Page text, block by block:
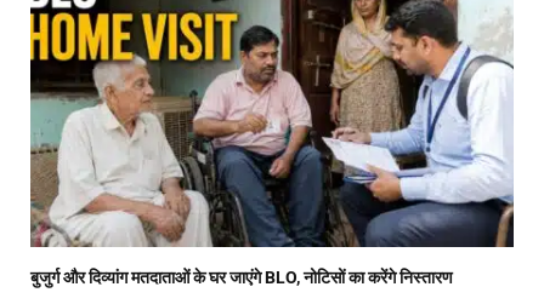
बुजुर्ग और दिव्यांग मतदाताओं के घर जाएंगे BLO, नोटिसों का करेंगे निस्तारण